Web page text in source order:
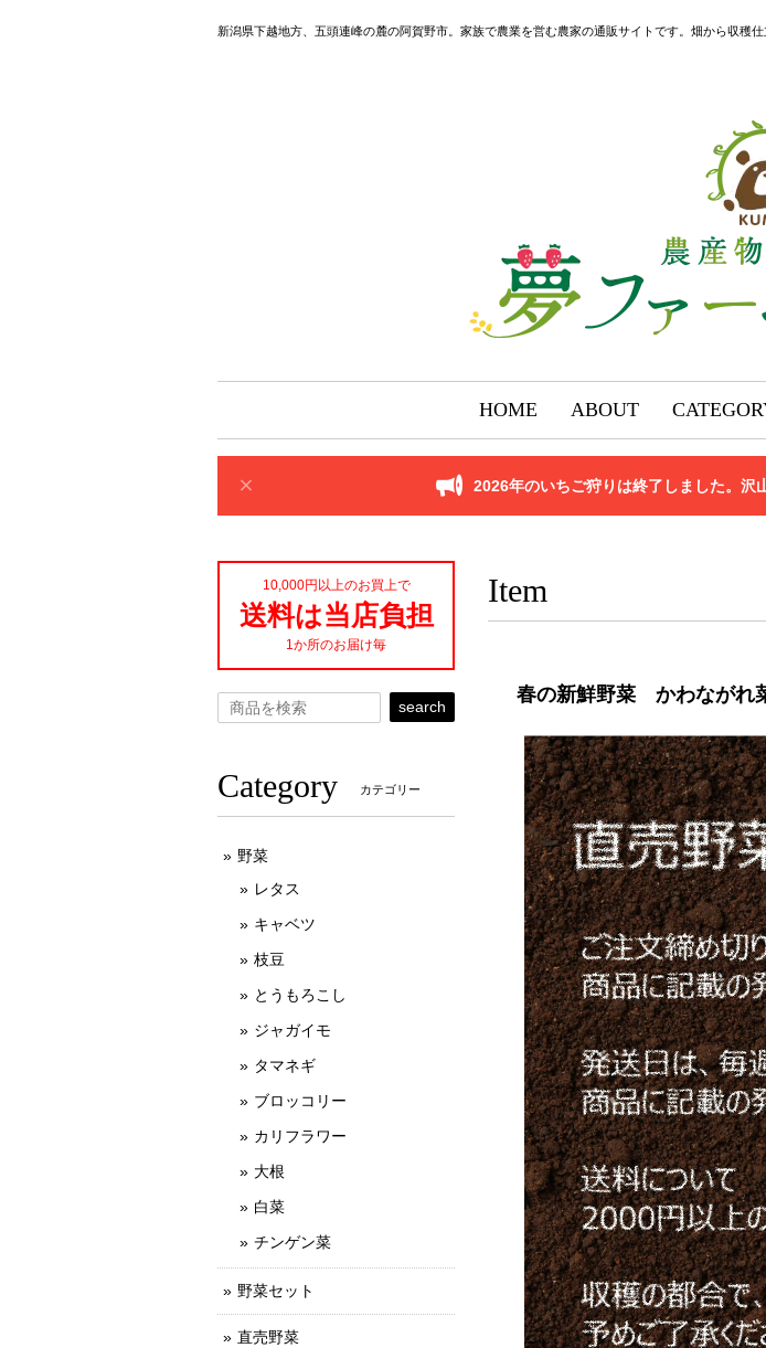
新潟県下越地方、五頭連峰の麓の阿賀野市。家族で農業を営む農家の通販サイトです。畑から収穫
HOME ABOUT
2026年のいちご狩りは終了しました。沢
Item
春の新鮮野菜 かわなが
10,000円以上のお買上で
送料は当店負担
1か所のお届け毎
search
Category カテゴリー
野菜
レタス
キャベツ
枝豆
とうもろこし
ジャガイモ
タマネギ
ブロッコリー
カリフラワー
大根
白菜
チンゲン菜
野菜セット
直売野菜